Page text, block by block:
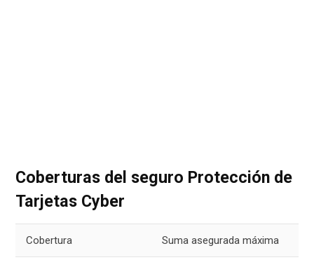
Coberturas del seguro Protección de
Tarjetas Cyber
Cobertura Suma asegurada máxima